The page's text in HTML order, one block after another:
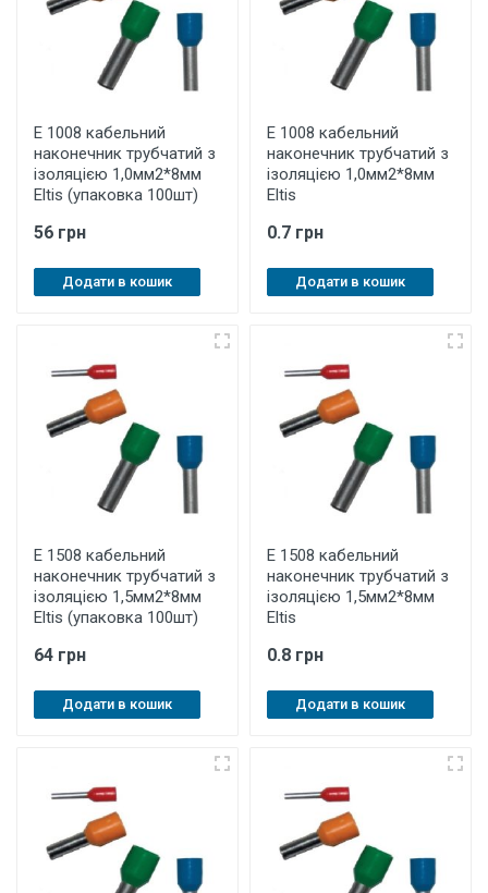
E 1008 кабельний
наконечник трубчатий з
ізоляцією 1,0мм2*8мм
Eltis (упаковка 100шт)
56 грн
Додати в кошик
E 1008 кабельний
наконечник трубчатий з
ізоляцією 1,0мм2*8мм
Eltis
0.7 грн
Додати в кошик
E 1508 кабельний
наконечник трубчатий з
ізоляцією 1,5мм2*8мм
Eltis (упаковка 100шт)
64 грн
Додати в кошик
E 1508 кабельний
наконечник трубчатий з
ізоляцією 1,5мм2*8мм
Eltis
0.8 грн
Додати в кошик